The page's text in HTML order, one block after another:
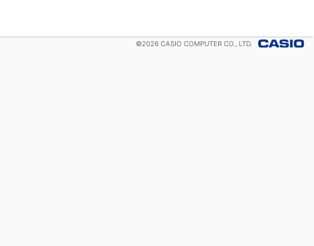
©2026 CASIO COMPUTER CO., LTD.